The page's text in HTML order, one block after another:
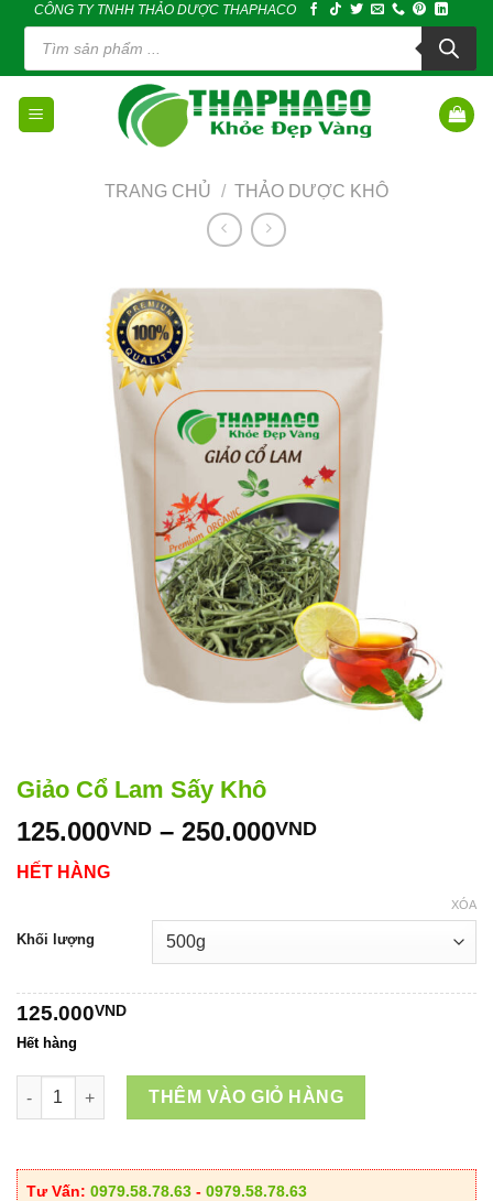
content
CÔNG TY TNHH THẢO DƯỢC THAPHACO
Tìm
kiếm
phẩm
TRANG CHỦ / THẢO DƯỢC KHÔ
Giảo Cổ Lam Sấy Khô
125.000VND – 250.000VNDKhoảng
125.000VND
250.000VND
HẾT HÀNG
Khối lượng
XÓA
125.000VND
Hết hàng
Giảo Cổ Lam Sấy Khô số lượng
THÊM VÀO GIỎ HÀNG
Tư Vấn: 0979.58.78.63 - 0979.58.78.63